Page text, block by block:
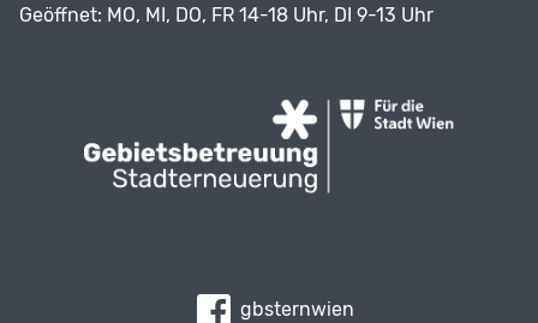
Geöffnet: MO, MI, DO, FR 14-18 Uhr, DI 9-13 Uhr
gbsternwien